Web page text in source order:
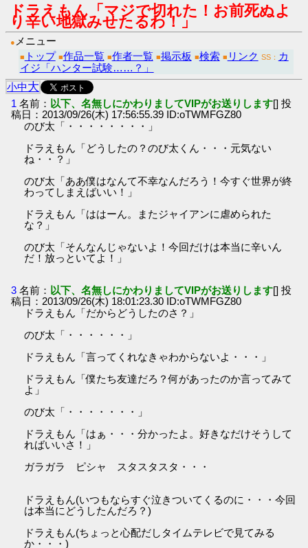
ドラえもん「マジで切れた！お前死ぬよ
り辛い地獄みせたるわ！」
● メニュー
■ トップ ■作品一覧 ■作者一覧 ■掲示板 ■検索 ■ リンク SS： カ
イジ「ハンター試験……？」
小中大
1 名前： 以下、名無しにかわりましてVIPがお送りします[] 投
稿日：2013/09/26(木) 17:56:55.39 ID:oTWMFGZ80
のび太「・・・・・・・・」
ドラえもん「どうしたの？のび太くん・・・元気ない
ね・・？」
のび太「ああ僕はなんて不幸なんだろう！今すぐ世界が終
わってしまえばいい！」
ドラえもん「ははーん。またジャイアンに虐められた
な？」
のび太「そんなんじゃないよ！今回だけは本当に辛いん
だ！放っといてよ！」
3 名前： 以下、名無しにかわりましてVIPがお送りします[] 投
稿日：2013/09/26(木) 18:01:23.30 ID:oTWMFGZ80
ドラえもん「だからどうしたのさ？」
のび太「・・・・・・」
ドラえもん「言ってくれなきゃわからないよ・・・」
ドラえもん「僕たち友達だろ？何があったのか言ってみて
よ」
のび太「・・・・・・・」
ドラえもん「はぁ・・・分かったよ。好きなだけそうして
ればいいさ！」
ガラガラ ピシャ スタスタスタ・・・
ドラえもん(いつもならすぐ泣きついてくるのに・・・今回
は本当にどうしたんだろ？)
ドラえもん(ちょっと心配だしタイムテレビで見てみる
か・・・)